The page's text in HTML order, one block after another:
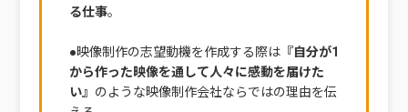
る仕事。
●映像制作の志望動機を作成する際は『自分が1
から作った映像を通して人々に感動を届けた
い』 のような映像制作会社ならではの理由を伝